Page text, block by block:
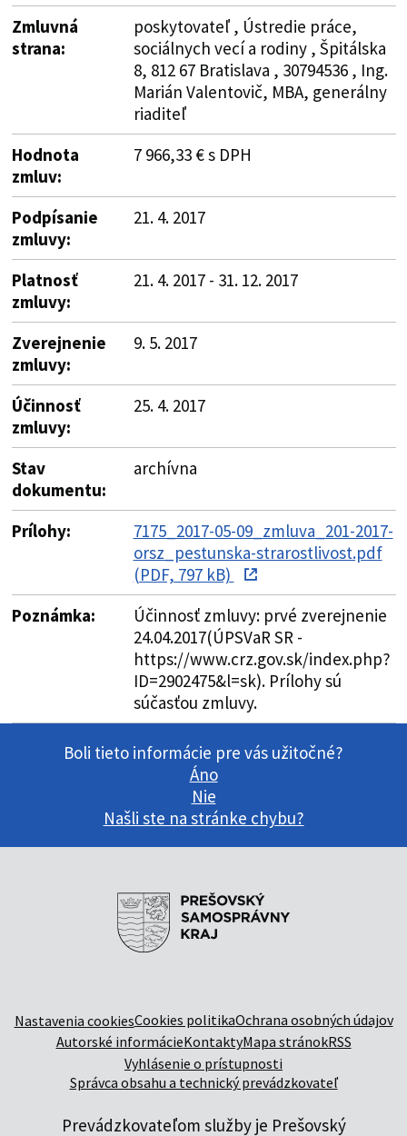
Zmluvná
strana:
poskytovateľ , Ústredie práce,
sociálnych vecí a rodiny , Špitálska
8, 812 67 Bratislava , 30794536 , Ing.
Marián Valentovič, MBA, generálny
riaditeľ
Hodnota
zmluv:
7 966,33 € s DPH
Podpísanie
zmluvy:
21. 4. 2017
Platnosť
zmluvy:
21. 4. 2017 - 31. 12. 2017
Zverejnenie
zmluvy:
9. 5. 2017
Účinnosť
zmluvy:
25. 4. 2017
Stav
dokumentu:
archívna
Prílohy:
7175_2017-05-09_zmluva_201-2017-
orsz_pestunska-strarostlivost.pdf
(PDF, 797 kB)
Poznámka:
Účinnosť zmluvy: prvé zverejnenie
24.04.2017(ÚPSVaR SR -
https://www.crz.gov.sk/index.php?
ID=2902475&l=sk). Prílohy sú
súčasťou zmluvy.
Boli tieto informácie pre vás užitočné?
Áno
Nie
Našli ste na stránke chybu?
Nastavenia cookiesCookies politikaOchrana osobných údajov
Autorské informácieKontaktyMapa stránokRSS
Vyhlásenie o prístupnosti
Správca obsahu a technický prevádzkovateľ
Prevádzkovateľom služby je Prešovský